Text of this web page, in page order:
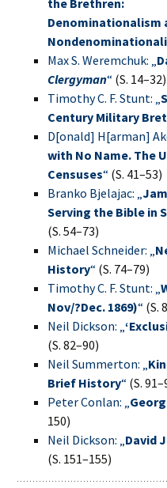
the Brethren:
Denominationalism
Max S. Weremchuk: „
Clergyman“ (S. 14–32)
Timothy C. F. Stunt: „
Century Military
D[onald] H[arman]
with No Name. The
Censuses“ (S. 41–53)
Branko Bjelajac: „
Serving the Bible in
(S. 54–73)
Michael Schneider: „
History“ (S. 74–79)
Timothy C. F. Stunt: „
Nov/?Dec. 1869)“ (S.
Neil Dickson: „
(S. 82–90)
Neil Summerton: „
Brief History“ (S.
Peter Conlan: „
150)
Neil Dickson: „David
(S. 151–155)